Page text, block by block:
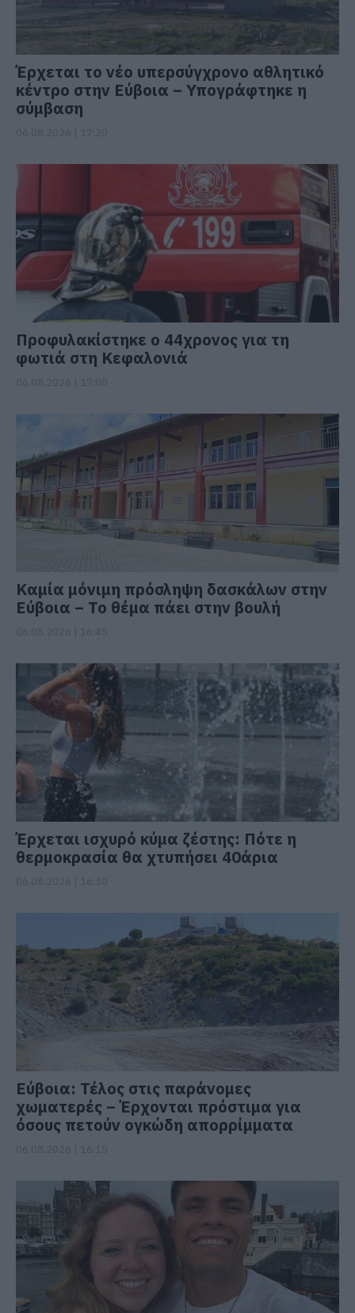
Έρχεται το νέο υπερσύγχρονο αθλητικό
κέντρο στην Εύβοια – Υπογράφτηκε η
σύμβαση
Προφυλακίστηκε ο 44χρονος για τη
φωτιά στη Κεφαλονιά
Καμία μόνιμη πρόσληψη δασκάλων στην
Εύβοια – Το θέμα πάει στην βουλή
Έρχεται ισχυρό κύμα ζέστης: Πότε η
θερμοκρασία θα χτυπήσει 40άρια
Εύβοια: Τέλος στις παράνομες
χωματερές – Έρχονται πρόστιμα για
όσους πετούν ογκώδη απορρίμματα